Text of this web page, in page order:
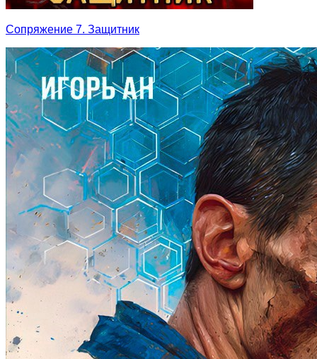
Сопряжение 7. Защитник